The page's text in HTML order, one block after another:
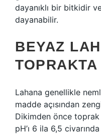
dayanıklı bir bitkidir
dayanabilir.
BEYAZ
Lahana genellikle
madde açısından
Dikimden önce toprak
pH’ı 6 ila 6,5 ​​civarında